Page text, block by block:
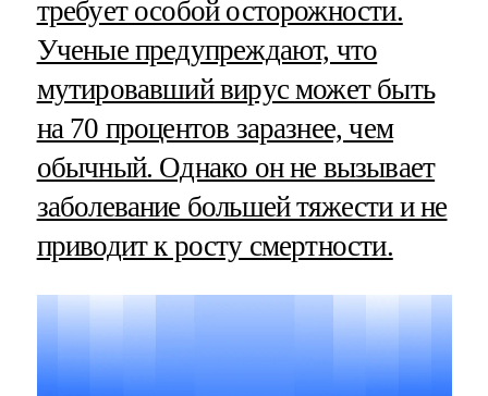
требует особой осторожности.
Ученые предупреждают, что
мутировавший вирус может быть
на 70 процентов заразнее, чем
обычный. Однако он не вызывает
заболевание большей тяжести и не
приводит к росту смертности.